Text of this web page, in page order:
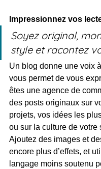
Impressionnez vos
Soyez original,
style et racontez
Un blog donne une voix
vous permet de vous
êtes une agence de
des posts originaux sur
projets, vos idées les
ou sur la culture de votre
Ajoutez des images et
encore plus d’effets, et
langage moins soutenu